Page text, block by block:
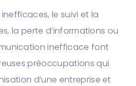
le suivi et la
la perte d’informations ou
inefficace font
préoccupations qui
d’une entreprise et